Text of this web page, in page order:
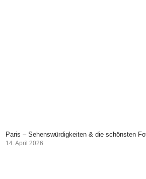
Paris – Sehenswürdigkeiten & die schönsten
14. April 2026